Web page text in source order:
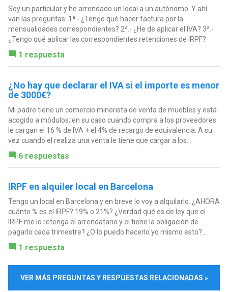
Soy un particular y he arrendado un local a un autónomo. Y ahí
van las preguntas: 1ª.- ¿Tengo qué hacer factura por la
mensualidades correspondientes? 2ª.- ¿He de aplicar el IVA? 3ª.-
¿Tengo qué aplicar las correspondientes retenciones de IRPF?
1 respuesta
¿No hay que declarar el IVA si el importe es menor
de 3000€?
Mi padre tiene un comercio minorista de venta de muebles y está
acogido a módulos; en su caso cuando compra a los proveedores
le cargan el 16 % de IVA + el 4% de recargo de equivalencia. A su
vez cuando el realiza una venta le tiene que cargar a los...
6 respuestas
IRPF en alquiler local en Barcelona
Tengo un local en Barcelona y en breve lo voy a alquilarlo. ¿AHORA
cuánto % es el IRPF? 19% o 21%? ¿Verdad qué es de ley que el
IRPF me lo retenga el arrendatario y el tiene la obligación de
pagarlo cada trimestre? ¿O lo puedo hacerlo yo mismo esto?...
1 respuesta
VER MÁS PREGUNTAS Y RESPUESTAS RELACIONADAS »